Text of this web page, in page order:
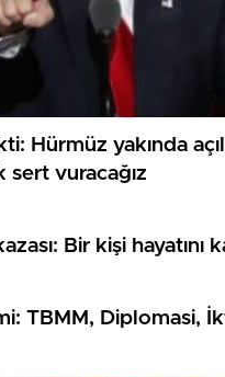
Hürmüz yakında
sert vuracağız
Bir kişi hayatını
TBMM, Diplomasi,